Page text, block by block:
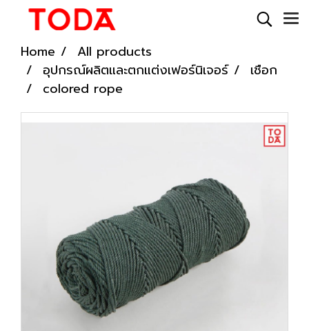
Home
All products
อุปกรณ์ผลิตและตกแต่งเฟอร์นิเจอร์
เชือก
colored rope